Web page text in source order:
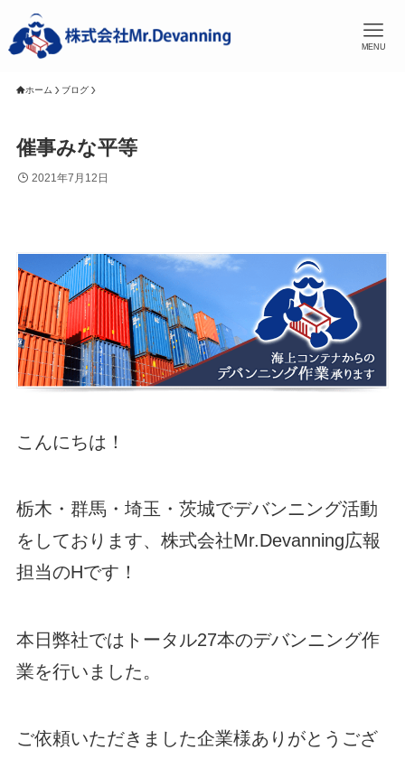
MENU
ホーム ブログ
催事みな平等
2021年7月12日
こんにちは！
栃木・群馬・埼玉・茨城でデバンニング活動
をしております、株式会社Mr.Devanning広報
担当のHです！
本日弊社ではトータル27本のデバンニング作
業を行いました。
ご依頼いただきました企業様ありがとうござ